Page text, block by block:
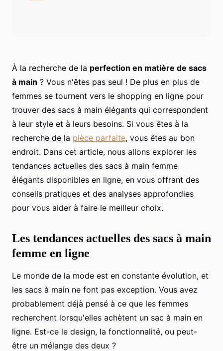
À la recherche de la perfection en matière de sacs
à main ? Vous n'êtes pas seul ! De plus en plus de
femmes se tournent vers le shopping en ligne pour
trouver des sacs à main élégants qui correspondent
à leur style et à leurs besoins. Si vous êtes à la
recherche de la pièce parfaite, vous êtes au bon
endroit. Dans cet article, nous allons explorer les
tendances actuelles des sacs à main femme
élégants disponibles en ligne, en vous offrant des
conseils pratiques et des analyses approfondies
pour vous aider à faire le meilleur choix.
Les tendances actuelles des sacs à main
femme en ligne
Le monde de la mode est en constante évolution, et
les sacs à main ne font pas exception. Vous avez
probablement déjà pensé à ce que les femmes
recherchent lorsqu'elles achètent un sac à main en
ligne. Est-ce le design, la fonctionnalité, ou peut-
être un mélange des deux ?